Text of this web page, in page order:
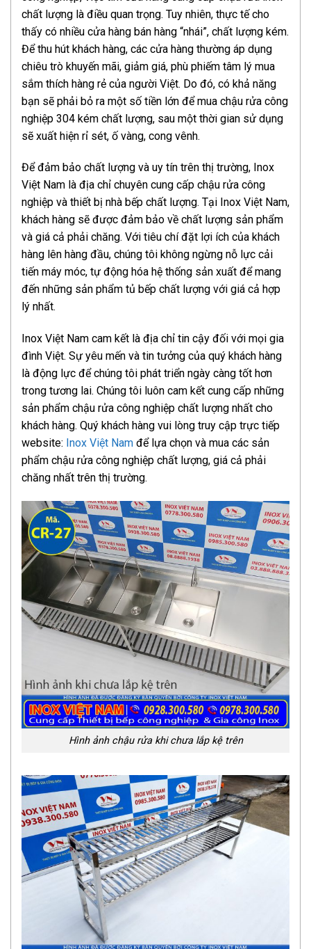
chất lượng là điều quan trọng. Tuy nhiên, thực tế cho
thấy có nhiều cửa hàng bán hàng “nhái”, chất lượng kém.
Để thu hút khách hàng, các cửa hàng thường áp dụng
chiêu trò khuyến mãi, giảm giá, phù phiếm tâm lý mua
sắm thích hàng rẻ của người Việt. Do đó, có khả năng
bạn sẽ phải bỏ ra một số tiền lớn để mua chậu rửa công
nghiệp 304 kém chất lượng, sau một thời gian sử dụng
sẽ xuất hiện rỉ sét, ố vàng, cong vênh.
Để đảm bảo chất lượng và uy tín trên thị trường, Inox
Việt Nam là địa chỉ chuyên cung cấp chậu rửa công
nghiệp và thiết bị nhà bếp chất lượng. Tại Inox Việt Nam,
khách hàng sẽ được đảm bảo về chất lượng sản phẩm
và giá cả phải chăng. Với tiêu chí đặt lợi ích của khách
hàng lên hàng đầu, chúng tôi không ngừng nỗ lực cải
tiến máy móc, tự động hóa hệ thống sản xuất để mang
đến những sản phẩm tủ bếp chất lượng với giá cả hợp
lý nhất.
Inox Việt Nam cam kết là địa chỉ tin cậy đối với mọi gia
đình Việt. Sự yêu mến và tin tưởng của quý khách hàng
là động lực để chúng tôi phát triển ngày càng tốt hơn
trong tương lai. Chúng tôi luôn cam kết cung cấp những
sản phẩm chậu rửa công nghiệp chất lượng nhất cho
khách hàng. Quý khách hàng vui lòng truy cập trực tiếp
website: Inox Việt Nam để lựa chọn và mua các sản
phẩm chậu rửa công nghiệp chất lượng, giá cả phải
chăng nhất trên thị trường.
Hình ảnh chậu rửa khi chưa lắp kệ trên